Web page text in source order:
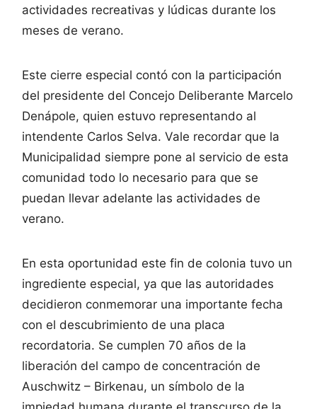
actividades recreativas y lúdicas durante los
meses de verano.
Este cierre especial contó con la participación
del presidente del Concejo Deliberante Marcelo
Denápole, quien estuvo representando al
intendente Carlos Selva. Vale recordar que la
Municipalidad siempre pone al servicio de esta
comunidad todo lo necesario para que se
puedan llevar adelante las actividades de
verano.
En esta oportunidad este fin de colonia tuvo un
ingrediente especial, ya que las autoridades
decidieron conmemorar una importante fecha
con el descubrimiento de una placa
recordatoria. Se cumplen 70 años de la
liberación del campo de concentración de
Auschwitz – Birkenau, un símbolo de la